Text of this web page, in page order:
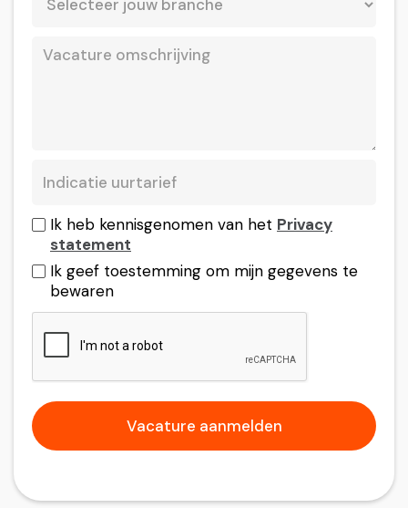
Ik heb kennisgenomen van het Privacy
statement
Ik geef toestemming om mijn gegevens te
bewaren